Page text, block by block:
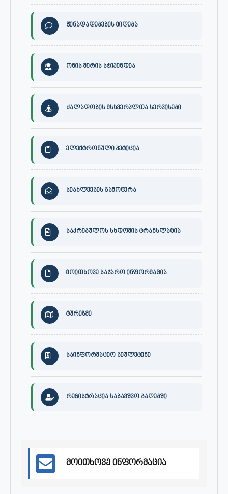
წინადადებების მიღება
ონის მერის სტიპენდია
ძალადობის მსხვერპლთა სერვისები
ელექტრონული პეტიცია
სიახლეების გამოწერა
საკრებულოს სხდომის ტრანსლაცია
მოითხოვე საჯარო ინფორმაცია
ტურიზმი
საინფორმაციო ბიულეტინი
რეგისტრაცია საბავშვო ბაღებში
მოითხოვე ინფორმაცია